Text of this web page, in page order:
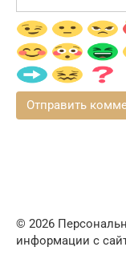
© 2026
информации с